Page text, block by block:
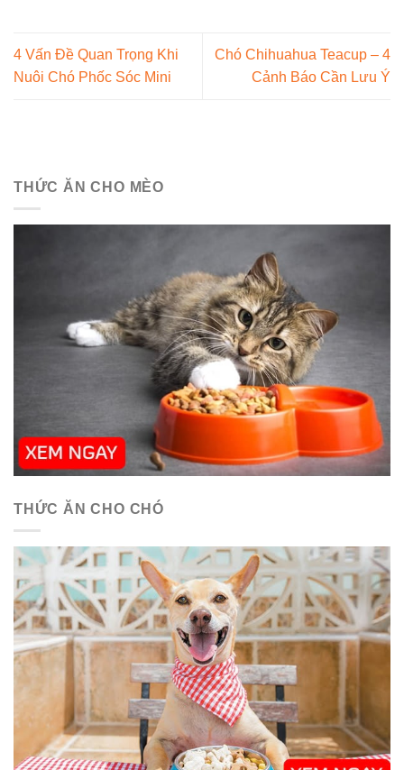
4 Vấn Đề Quan Trọng Khi
Nuôi Chó Phốc Sóc Mini
Chó Chihuahua Teacup – 4
Cảnh Báo Cần Lưu Ý
THỨC ĂN CHO MÈO
THỨC ĂN CHO CHÓ